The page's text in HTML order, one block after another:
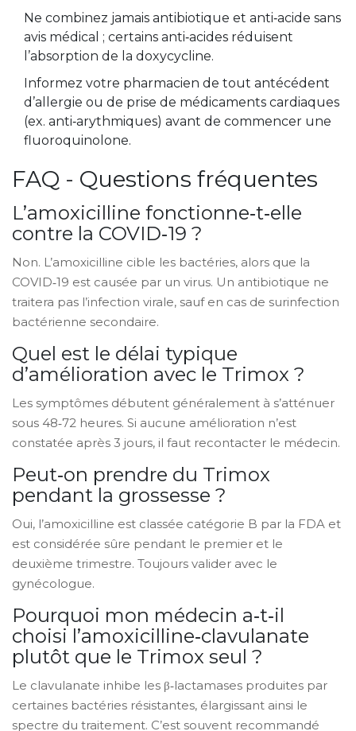
Ne combinez jamais antibiotique et anti‑acide sans
avis médical ; certains anti‑acides réduisent
l’absorption de la doxycycline.
Informez votre pharmacien de tout antécédent
d’allergie ou de prise de médicaments cardiaques
(ex. anti‑arythmiques) avant de commencer une
fluoroquinolone.
FAQ - Questions fréquentes
L’amoxicilline fonctionne‑t‑elle
contre la COVID‑19 ?
Non. L’amoxicilline cible les bactéries, alors que la
COVID‑19 est causée par un virus. Un antibiotique ne
traitera pas l’infection virale, sauf en cas de surinfection
bactérienne secondaire.
Quel est le délai typique
d’amélioration avec le Trimox ?
Les symptômes débutent généralement à s’atténuer
sous 48‑72 heures. Si aucune amélioration n’est
constatée après 3 jours, il faut recontacter le médecin.
Peut‑on prendre du Trimox
pendant la grossesse ?
Oui, l’amoxicilline est classée catégorie B par la FDA et
est considérée sûre pendant le premier et le
deuxième trimestre. Toujours valider avec le
gynécologue.
Pourquoi mon médecin a‑t‑il
choisi l’amoxicilline‑clavulanate
plutôt que le Trimox seul ?
Le clavulanate inhibe les β‑lactamases produites par
certaines bactéries résistantes, élargissant ainsi le
spectre du traitement. C’est souvent recommandé